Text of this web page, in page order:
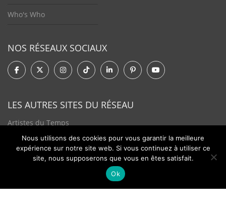
Who's Who
NOS RÉSEAUX SOCIAUX
LES AUTRES SITES DU RÉSEAU
Artistes du Temps
Tendances Plurielles
Nous utilisons des cookies pour vous garantir la meilleure
expérience sur notre site web. Si vous continuez à utiliser ce
site, nous supposerons que vous en êtes satisfait.
Ok